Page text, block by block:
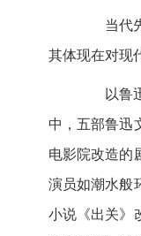
当代先
其体现在对现
以鲁迅
中，五部鲁迅
电影院改造的
演员如潮水般
小说《出关》